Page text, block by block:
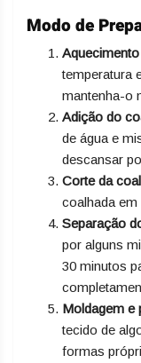
Modo de
temperatura
mantenha-o
Adição do
de água e
descansar
Corte da
coalhada
Separação
por alguns
30 minutos
Moldagem e
tecido de
formas